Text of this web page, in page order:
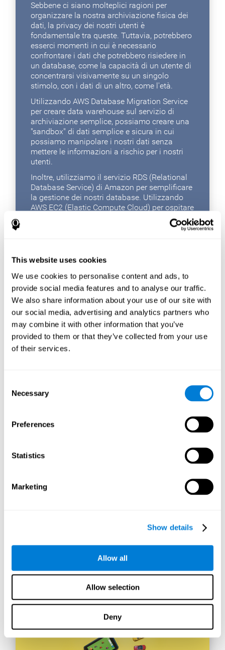
This website uses cookies
We use cookies to personalise content and ads, to
provide social media features and to analyse our traffic.
We also share information about your use of our site with
our social media, advertising and analytics partners who
may combine it with other information that you’ve
provided to them or that they’ve collected from your use
of their services.
Selection
Necessary
Preferences
Statistics
Marketing
Show details
Allow all
Allow selection
Deny
Sebbene ci siano molteplici ragioni per
organizzare la nostra archiviazione fisica dei
dati, la privacy dei nostri utenti è
fondamentale tra queste. Tuttavia, potrebbero
esserci momenti in cui è necessario
confrontare i dati che potrebbero risiedere in
un database, come la capacità di un utente di
concentrarsi visivamente su un singolo
stimolo, con i dati di un altro, come l'età.
Utilizzando AWS Database Migration Service
per creare data warehouse sul servizio di
archiviazione semplice, possiamo creare una
"sandbox" di dati semplice e sicura in cui
possiamo manipolare i nostri dati senza
mettere le informazioni a rischio per i nostri
utenti.
Inoltre, utilizziamo il servizio RDS (Relational
Database Service) di Amazon per semplificare
la gestione dei nostri database. Utilizzando
AWS EC2 (Elastic Compute Cloud) per ospitare
i nostri server front-end, possiamo sfruttare
potenti funzionalità di bilanciamento del
traffico durante il giorno, il che significa che
utenti il massimo prestazioni durante i periodi
di traffico elevato senza sprecare le risorse del
server durante i periodi di traffico ridotto.
AWS non solo ci fornisce fantastici strumenti
per creare un piano di archiviazione dei dati
potente, efficiente e flessibile, ma grazie al
WAF (Web Application Firewall) di Amazon,
possiamo garantire che le nostre applicazioni
trattamento dei dati
Con strumenti di dati come AWS Glue,
possiamo perfezionare, filtrare ed elaborare i
consentono di trasformare i dati grezzi in
ETL Jobs ci consente di creare origini dati
personalizzati, specificamente progettati per
soddisfare i requisiti di ogni applicazione dati.